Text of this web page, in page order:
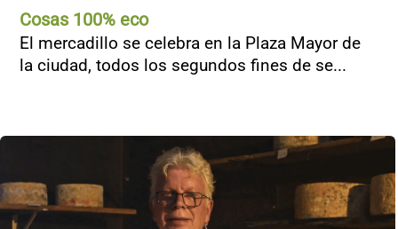
Cosas 100% eco
El mercadillo se celebra en la Plaza Mayor de
la ciudad, todos los segundos fines de se...